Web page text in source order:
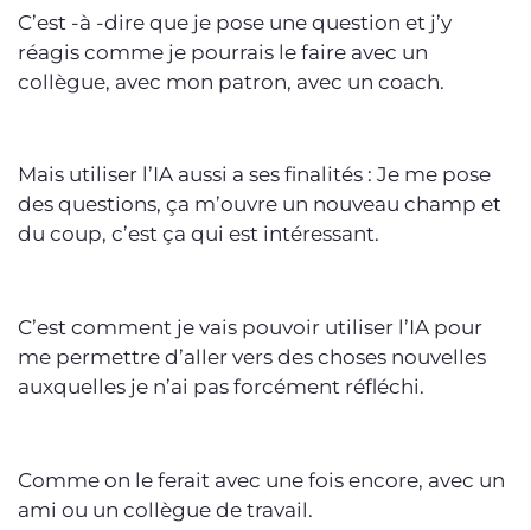
C’est -à -dire que je pose une question et j’y
réagis comme je pourrais le faire avec un
collègue, avec mon patron, avec un coach.
Mais utiliser l’IA aussi a ses finalités : Je me pose
des questions, ça m’ouvre un nouveau champ et
du coup, c’est ça qui est intéressant.
C’est comment je vais pouvoir utiliser l’IA pour
me permettre d’aller vers des choses nouvelles
auxquelles je n’ai pas forcément réfléchi.
Comme on le ferait avec une fois encore, avec un
ami ou un collègue de travail.